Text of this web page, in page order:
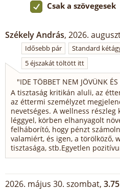
Csak a szövegesek
Székely András, 2026.
Idősebb pár
Standard
5 éjszakát töltött itt
"IDE TÖBBET NEM JÖVÜNK
A tisztaság kritikán aluli, az
az éttermi személyzet
nevetséges. A wellness részleg
léggyel, körben elhanyagolt
felháborító, hogy pénzt
valamiért, és igen, a törölköző,
tisztasága, stb.Egyetlen
2026. május 30. szombat,